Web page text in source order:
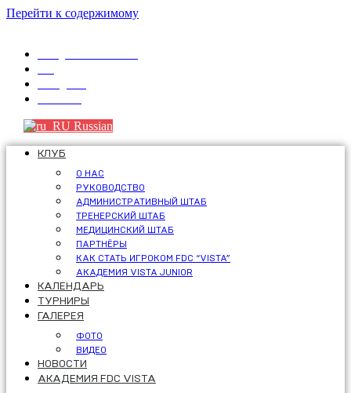
Перейти к содержимому
Russian
КЛУБ
О НАС
РУКОВОДСТВО
АДМИНИСТРАТИВНЫЙ ШТАБ
ТРЕНЕРСКИЙ ШТАБ
МЕДИЦИНСКИЙ ШТАБ
ПАРТНЁРЫ
КАК СТАТЬ ИГРОКОМ FDC “VISTA”
АКАДЕМИЯ VISTA JUNIOR
КАЛЕНДАРЬ
ТУРНИРЫ
ГАЛЕРЕЯ
ФОТО
ВИДЕО
НОВОСТИ
АКАДЕМИЯ FDC VISTA